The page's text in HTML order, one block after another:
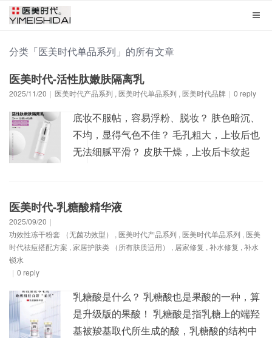
分类「医美时代单品系列」的所有文章
医美时代-活性肽嫩肤隔离乳
2025/11/20 | 医美时代产品系列 , 医美时代单品系列 , 医美时代品牌 | 0 reply
底妆不服帖，容易浮粉、脱妆？ 肤色暗沉、
不均，显得气色不佳？ 毛孔粗大，上妆后也
无法细腻平滑？ 皮肤干燥，上妆后卡纹起
底妆难题， 轻松拥有持久服帖的精致妆容
肤色、补水保湿、保持滋润、保护肌肤​。
【产品规格...
医美时代-乳糖酸精华液
2025/09/20 |
功效性冻干粉套 （无菌功效型）
, 医美时代产品系列 , 医美时代单品系列 , 医美
时代祛痘搭配方案 , 家居护肤类 （所有肤质适用） , 居家修复 , 补水修复 , 补水
锁水
| 0 reply
乳糖酸是什么？ 乳糖酸也是果酸的一种，算
是升级版的果酸！ 乳糖酸是指乳糖上的端羟
基被羧基取代所生成的酸，乳糖酸的结构中